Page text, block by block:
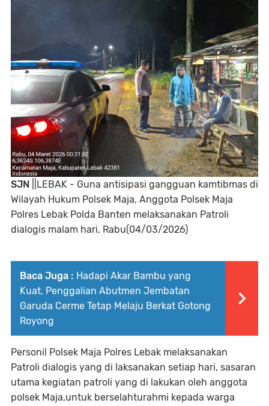
SJN ||LEBAK - Guna antisipasi gangguan kamtibmas di
Wilayah Hukum Polsek Maja, Anggota Polsek Maja
Polres Lebak Polda Banten melaksanakan Patroli
dialogis malam hari, Rabu(04/03/2026)
Baca Juga : Hadapi Akar Bambu yang
Kuat, Penggalian Abutmen Jembatan
Garuda Cerme Tetap Melaju Berkat Gotong
Royong
Personil Polsek Maja Polres Lebak melaksanakan
Patroli dialogis yang di laksanakan setiap hari, sasaran
utama kegiatan patroli yang di lakukan oleh anggota
polsek Maja,untuk berselahturahmi kepada warga